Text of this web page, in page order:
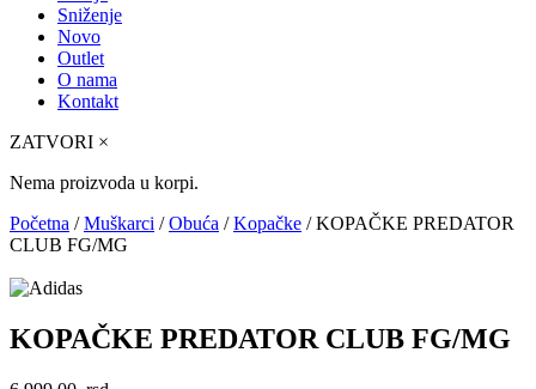
Sniženje
Novo
Outlet
O nama
Kontakt
ZATVORI ×
Nema proizvoda u korpi.
Početna /Muškarci /Obuća /Kopačke / KOPAČKE PREDATOR
CLUB FG/MG
KOPAČKE PREDATOR CLUB FG/MG